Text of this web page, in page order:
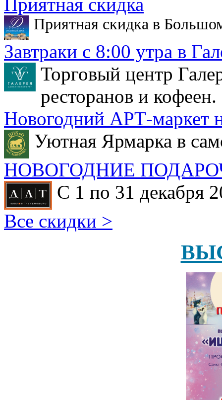
Приятная скидка в
Завтраки с 8:00 утра в
Торговый центр
ресторанов и кофеен.
Новогодний АРТ-маркет
Уютная Ярмарка в
НОВОГОДНИЕ
С 1 по 31 декабря
Все скидки >